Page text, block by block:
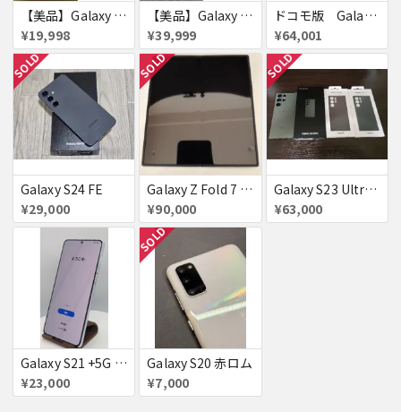
【美品】Galaxy A54 5G 128GB 赤ロム
¥19,998
【美品】Galaxy S23 256GB 赤ロム
¥39,999
ドコモ版 Galaxy S24 Ultra
¥64,001
SOLD
Galaxy S24 FE
¥29,000
SOLD
Galaxy Z Fold 7 au版 SCG34 赤ロム
¥90,000
SOLD
Galaxy S23 Ultra SC-52D docomo グリーン
¥63,000
Galaxy S21 +5G 256GB
¥23,000
SOLD
Galaxy S20 赤ロム
¥7,000